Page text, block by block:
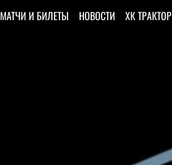
МАТЧИ И БИЛЕТЫ НОВОСТИ ХК ТРАКТОР